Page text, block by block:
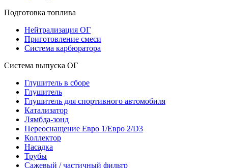
Подготовка топлива
Нейтрализация ОГ
Приготовление смеси
Система карбюратора
Система выпуска ОГ
Глушитель в сборе
Глушитель
Глушитель для спортивного автомобиля
Катализатор
Лямбда-зонд
Переоснащение Евро 1/Евро 2/D3
Коллектор
Насадка
Трубы
Сажевый / частичный фильтр